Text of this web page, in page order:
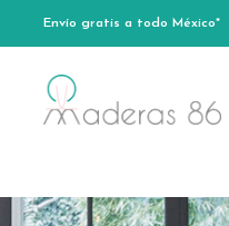
Envío gratis a todo México*